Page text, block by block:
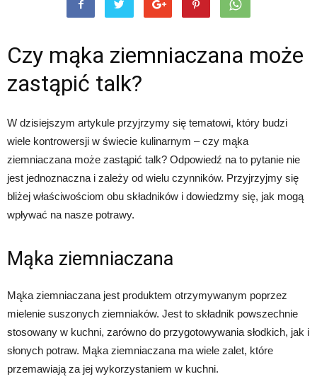
Czy mąka ziemniaczana może
zastąpić talk?
W dzisiejszym artykule przyjrzymy się tematowi, który budzi
wiele kontrowersji w świecie kulinarnym – czy mąka
ziemniaczana może zastąpić talk? Odpowiedź na to pytanie nie
jest jednoznaczna i zależy od wielu czynników. Przyjrzyjmy się
bliżej właściwościom obu składników i dowiedzmy się, jak mogą
wpływać na nasze potrawy.
Mąka ziemniaczana
Mąka ziemniaczana jest produktem otrzymywanym poprzez
mielenie suszonych ziemniaków. Jest to składnik powszechnie
stosowany w kuchni, zarówno do przygotowywania słodkich, jak i
słonych potraw. Mąka ziemniaczana ma wiele zalet, które
przemawiają za jej wykorzystaniem w kuchni.